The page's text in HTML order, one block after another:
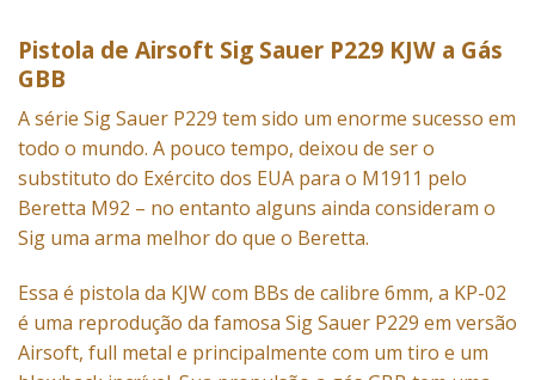
Pistola de Airsoft Sig Sauer P229 KJW a Gás
GBB
A série Sig Sauer P229 tem sido um enorme sucesso em
todo o mundo. A pouco tempo, deixou de ser o
substituto do Exército dos EUA para o M1911 pelo
Beretta M92 – no entanto alguns ainda consideram o
Sig uma arma melhor do que o Beretta.
Essa é pistola da KJW com BBs de calibre 6mm, a KP-02
é uma reprodução da famosa Sig Sauer P229 em versão
Airsoft, full metal e principalmente com um tiro e um